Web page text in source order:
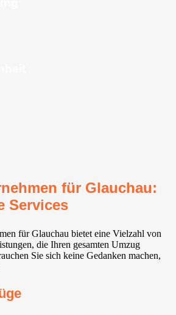
für Glauchau:
Services
für Glauchau bietet eine Vielzahl von
die Ihren gesamten Umzug
Sie sich keine Gedanken machen,